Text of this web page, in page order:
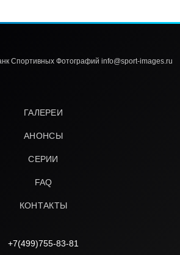
Спортивных Фотографий info@sport-images.ru
ГАЛЕРЕИ
АНОНСЫ
СЕРИИ
FAQ
КОНТАКТЫ
+7(499)755-83-81